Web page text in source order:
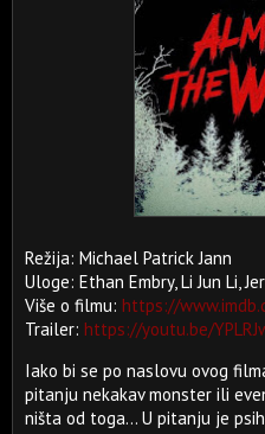
Režija: Michael Patrick Jann
Uloge: Ethan Embry, Li Jun Li,
Više o filmu: https://
Trailer: https://youtu.be/
Iako bi se po naslovu ovog
pitanju nekakav monster ili
ništa od toga... U pitanju je